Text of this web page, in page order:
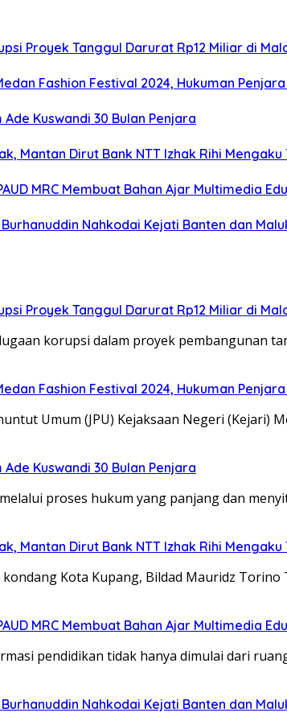
Proyek Tanggul Darurat Rp12 Miliar di
Fashion Festival 2024, Hukuman
Kuswandi 30 Bulan Penjara
Mantan Dirut Bank NTT Izhak Rihi
MRC Membuat Bahan Ajar Multimedia
Nahkodai Kejati Banten dan
Proyek Tanggul Darurat Rp12 Miliar di
korupsi dalam proyek pembangunan
Fashion Festival 2024, Hukuman
Umum (JPU) Kejaksaan Negeri
Kuswandi 30 Bulan Penjara
melalui proses hukum yang panjang dan
Mantan Dirut Bank NTT Izhak Rihi
kondang Kota Kupang, Bildad Mauridz
MRC Membuat Bahan Ajar Multimedia
pendidikan tidak hanya dimulai dari
Nahkodai Kejati Banten dan